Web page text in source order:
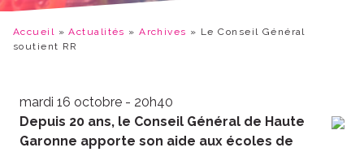
Accueil »Actualités »Archives » Le Conseil Général
soutient RR
mardi 16 octobre - 20h40
Depuis 20 ans, le Conseil Général de Haute
Garonne apporte son aide aux écoles de